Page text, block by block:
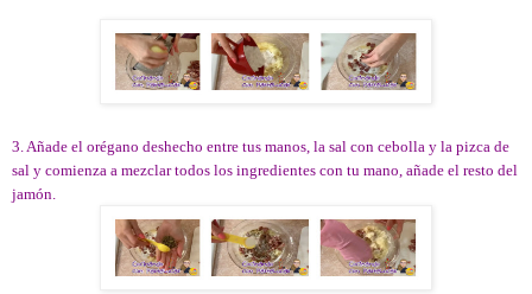
3. Añade el orégano deshecho entre tus manos, la sal con cebolla y la pizca de
sal y comienza a mezclar todos los ingredientes con tu mano, añade el resto del
jamón.